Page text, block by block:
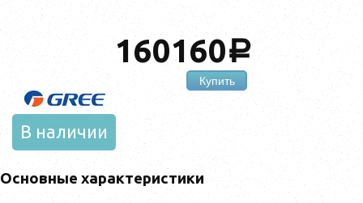
160160a
Купить
В наличии
Основные характеристики